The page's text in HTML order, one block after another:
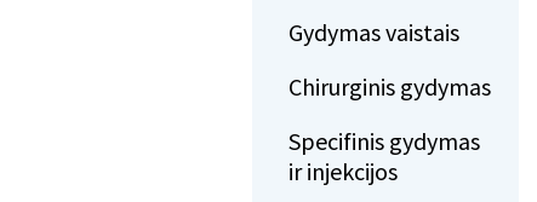
Gydymas vaistais
Chirurginis gydymas
Specifinis gydymas
ir injekcijos